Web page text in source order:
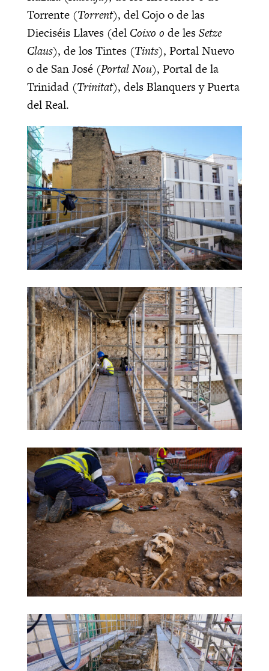
Torrente (Torrent), del Cojo o de las
Dieciséis Llaves (del Coixo o de lesSetze
Claus), de los Tintes (Tints), Portal Nuevo
o de San José (Portal Nou), Portal de la
Trinidad (Trinitat), dels Blanquers y Puerta
del Real.